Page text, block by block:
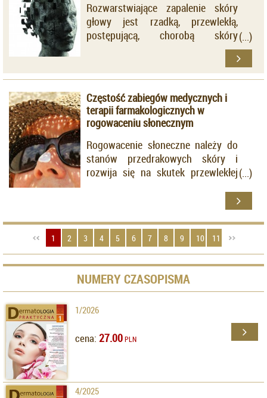
Rozwarstwiające zapalenie skóry
głowy jest rzadką, przewlekłą,
postępującą, chorobą skóry
owłosionej głowy o nieznanej
Częstość zabiegów medycznych i
terapii farmakologicznych w
rogowaceniu słonecznym
Rogowacenie słoneczne należy do
stanów przedrakowych skóry i
rozwija się na skutek przewlekłej
słoneczne. Szacuje się, że AK
dotyczy wszystkich osób rasy
kaukaskiej w wieku podeszłym.
1 2 3 4 5 6 7 8 9 10 11
NUMERY CZASOPISMA
1/2026
cena: 27.00PLN
4/2025